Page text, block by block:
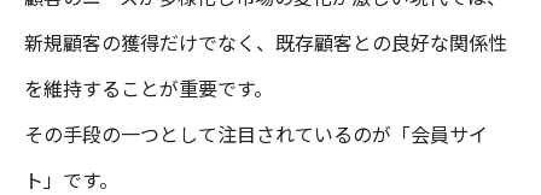
新規顧客の獲得だけでなく、既存顧客との良好な関係性
を維持することが重要です。
その手段の一つとして注目されているのが「会員サイ
ト」です。